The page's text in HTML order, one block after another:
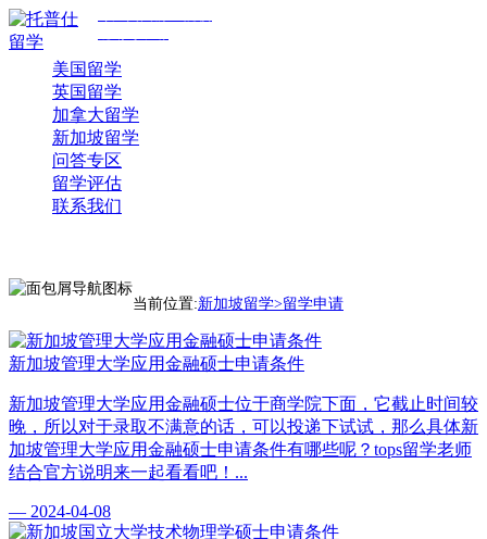
美国留学
英国留学
加拿大留学
新加坡留学
问答专区
留学评估
联系我们
当前位置:新加坡留学>留学申请
新加坡管理大学应用金融硕士申请条件
新加坡管理大学应用金融硕士位于商学院下面，它截止时间较
晚，所以对于录取不满意的话，可以投递下试试，那么具体新
加坡管理大学应用金融硕士申请条件有哪些呢？tops留学老师
结合官方说明来一起看看吧！...
— 2024-04-08